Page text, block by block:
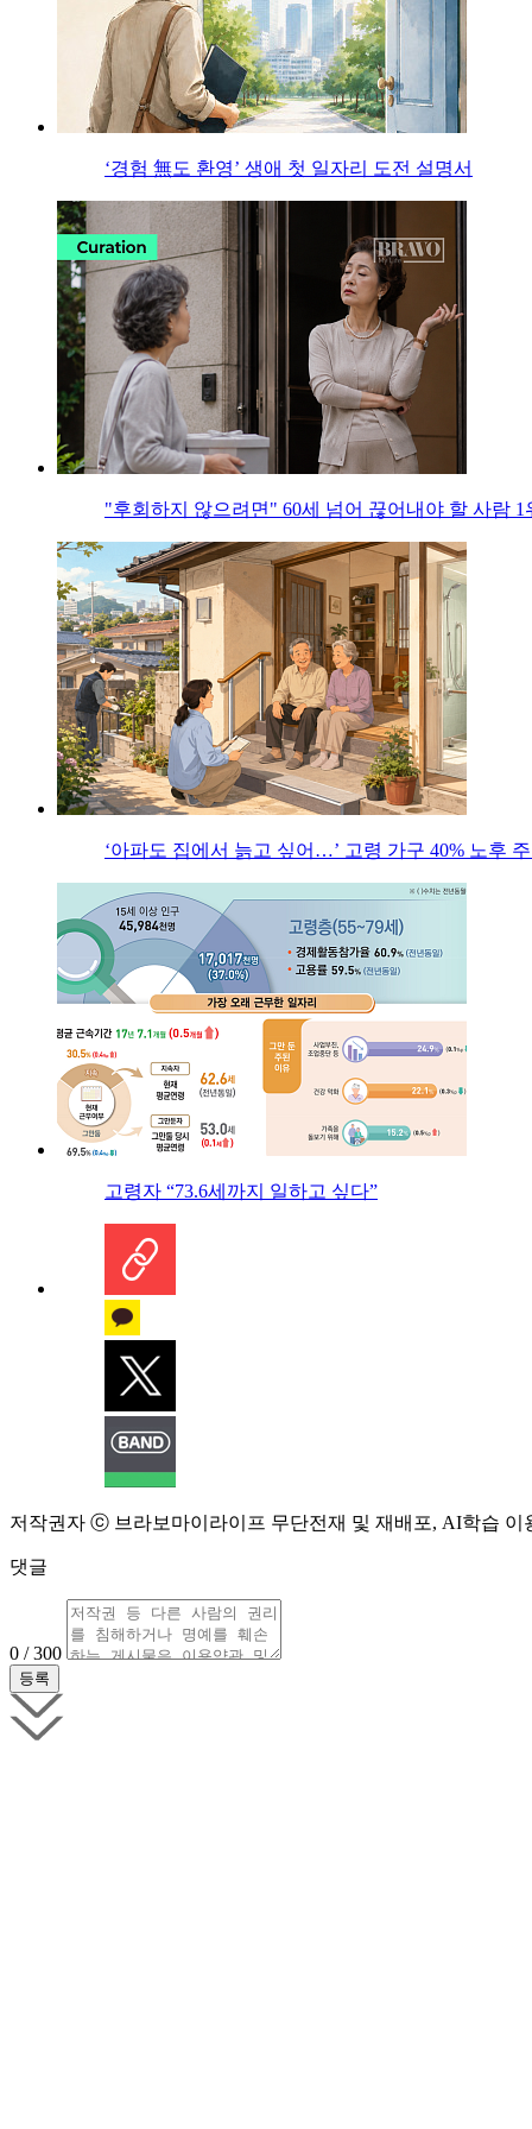
‘경험 無도 환영’ 생애 첫 일자리 도전 설명서
"후회하지 않으려면" 60세 넘어 끊어내야 할 사람 1
‘아파도 집에서 늙고 싶어…’ 고령 가구 40% 노후
고령자 “73.6세까지 일하고 싶다”
저작권자 ⓒ 브라보마이라이프 무단전재 및 재배포, AI학습 이
댓글
0 / 300